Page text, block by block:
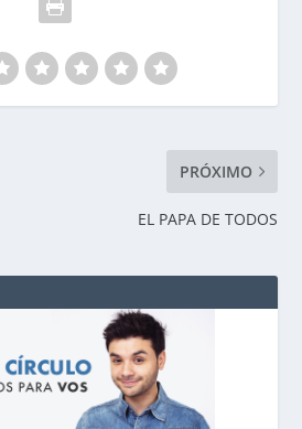
PRÓXIMO
EL PAPA DE TODOS